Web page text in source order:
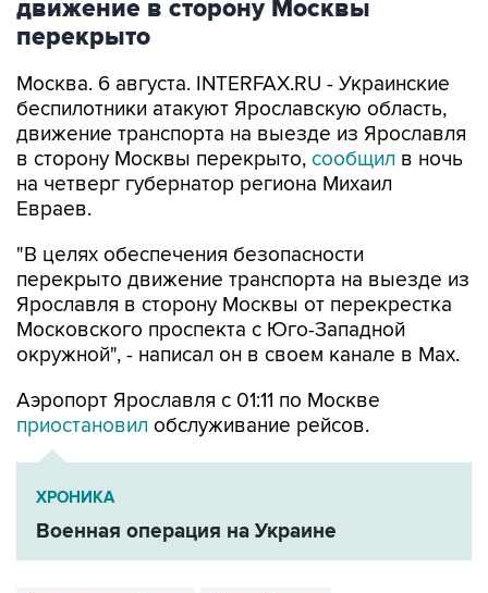
движение в сторону Москвы
перекрыто
Москва. 6 августа. INTERFAX.RU - Украинские
беспилотники атакуют Ярославскую область,
движение транспорта на выезде из Ярославля
в сторону Москвы перекрыто, сообщил в ночь
на четверг губернатор региона Михаил
Евраев.
"В целях обеспечения безопасности
перекрыто движение транспорта на выезде из
Ярославля в сторону Москвы от перекрестка
Московского проспекта с Юго-Западной
окружной", - написал он в своем канале в Мах.
Аэропорт Ярославля с 01:11 по Москве
приостановил обслуживание рейсов.
ХРОНИКА
Военная операция на Украине